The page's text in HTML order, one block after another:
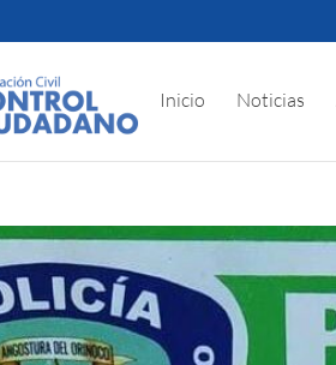
Inicio Noticias